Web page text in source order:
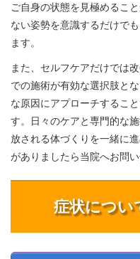
ご自身の状態を見極めるこ
ない姿勢を意識するだけで
ます。
また、セルフケアだけでは
での施術が有効な選択肢と
な原因にアプローチするこ
す。日々のケアと専門的な
放される体づくりを一緒に
がありましたら当院へお問い
症状につい